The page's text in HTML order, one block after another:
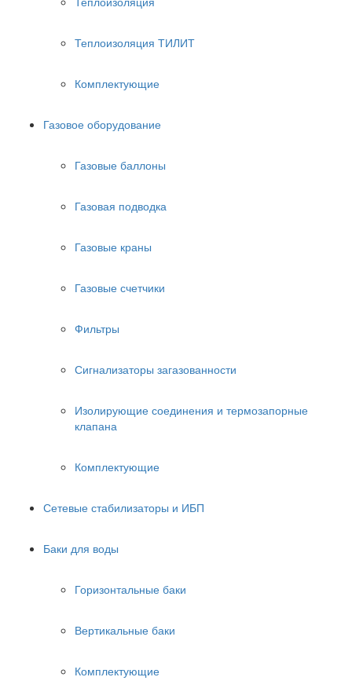
Теплоизоляция ТИЛИТ
Комплектующие
Газовое оборудование
Газовые баллоны
Газовая подводка
Газовые краны
Газовые счетчики
Фильтры
Сигнализаторы загазованности
Изолирующие соединения и термозапорные
клапана
Комплектующие
Сетевые стабилизаторы и ИБП
Баки для воды
Горизонтальные баки
Вертикальные баки
Комплектующие